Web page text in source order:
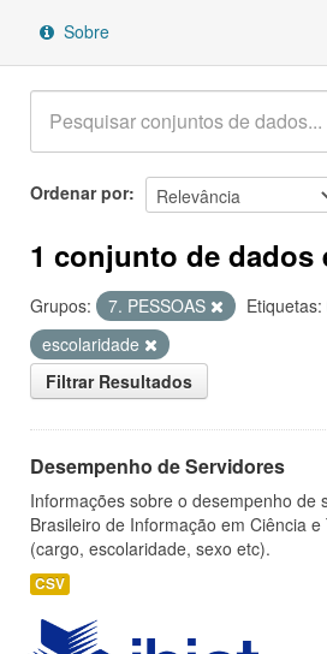
Sobre
Ordenar por
1 conjunto de dados
Grupos: 7. PESSOAS Etiquetas:
escolaridade
Filtrar Resultados
Desempenho de Servidores
Informações sobre o desempenho de
Brasileiro de Informação em Ciência
(cargo, escolaridade, sexo etc).
CSV